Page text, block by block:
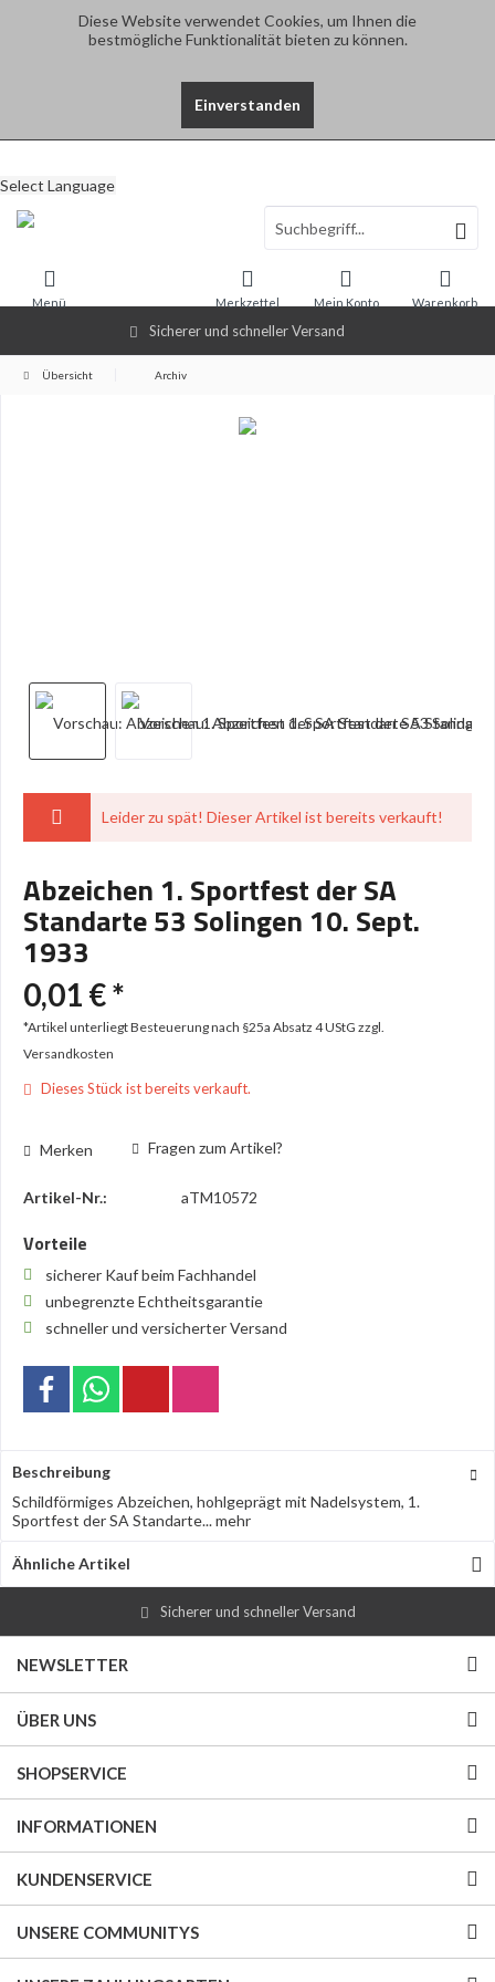
Diese Website verwendet Cookies, um Ihnen die
bestmögliche Funktionalität bieten zu können.
Einverstanden
Sicherer und schneller Versand
Select Language
Warenkorb
Merkzettel Mein Konto
Menü
Übersicht Archiv
Leider zu spät! Dieser Artikel ist bereits verkauft!
Abzeichen 1. Sportfest der SA
Standarte 53 Solingen 10. Sept.
1933
0,01 € *
*Artikel unterliegt Besteuerung nach §25a Absatz 4 UStG zzgl.
Versandkosten
Dieses Stück ist bereits verkauft.
Merken Fragen zum Artikel?
Artikel-Nr.: aTM10572
Vorteile
sicherer Kauf beim Fachhandel
unbegrenzte Echtheitsgarantie
schneller und versicherter Versand
Beschreibung
Schildförmiges Abzeichen, hohlgeprägt mit Nadelsystem, 1.
Sportfest der SA Standarte...mehr
Ähnliche Artikel
Sicherer und schneller Versand
NEWSLETTER
ÜBER UNS
SHOPSERVICE
INFORMATIONEN
KUNDENSERVICE
UNSERE COMMUNITYS